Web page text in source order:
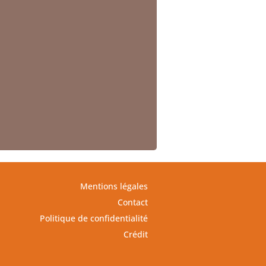
Mentions légales
Contact
Politique de confidentialité
Crédit